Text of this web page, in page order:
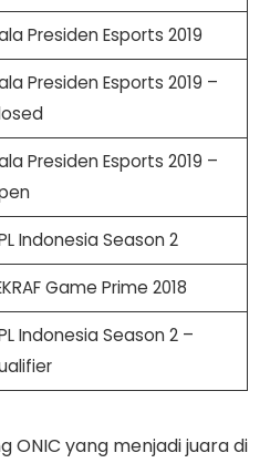
Presiden Esports 2019
Presiden Esports 2019 –
Presiden Esports 2019 –
Indonesia Season 2
Game Prime 2018
Indonesia Season 2 –
ONIC yang menjadi juara di